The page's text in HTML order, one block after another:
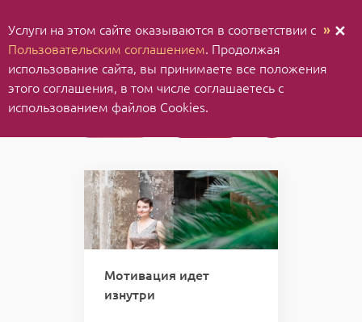
Мотивация идет
изнутри
Услуги на этом сайте оказываются в соответствии с »
Пользовательским соглашением. Продолжая
использование cайта, вы принимаете все положения
этого соглашения, в том числе соглашаетесь с
использованием файлов Cookies.
✕